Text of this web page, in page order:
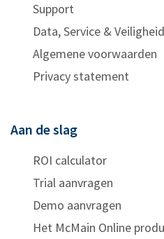
Support
Data, Service & Veiligheid
Algemene voorwaarden
Privacy statement
Aan de slag
ROI calculator
Trial aanvragen
Demo aanvragen
Het McMain Online